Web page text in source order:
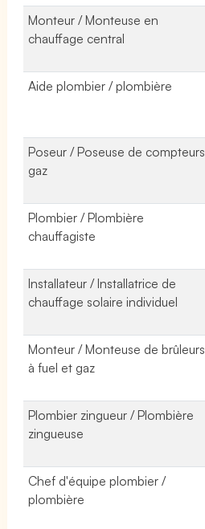
Monteur / Monteuse en
chauffage central
Aide plombier / plombière
Poseur / Poseuse de compteurs
gaz
Plombier / Plombière
chauffagiste
Installateur / Installatrice de
chauffage solaire individuel
Monteur / Monteuse de brûleurs
à fuel et gaz
Plombier zingueur / Plombière
zingueuse
Chef d'équipe plombier /
plombière